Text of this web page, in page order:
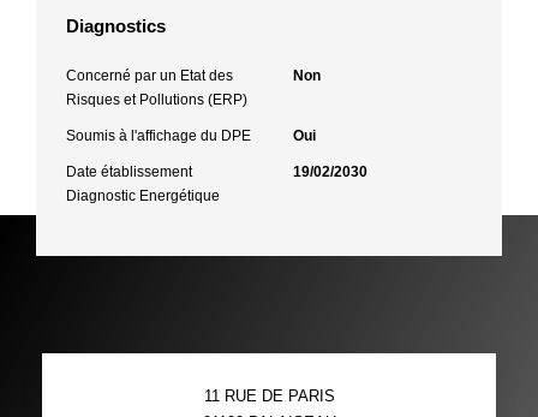
Diagnostics
Concerné par un Etat des
Risques et Pollutions (ERP)
Non
Soumis à l'affichage du DPE Oui
Date établissement
Diagnostic Energétique
19/02/2030
11 RUE DE PARIS